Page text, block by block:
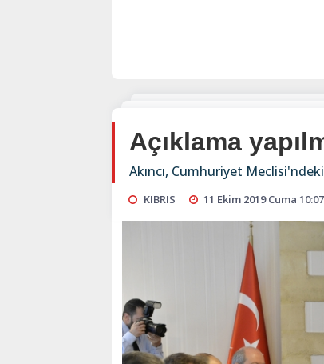
Açıklama
Akıncı, Cumhuriyet
KIBRIS 11 Ekim 2019 Cuma 10:07